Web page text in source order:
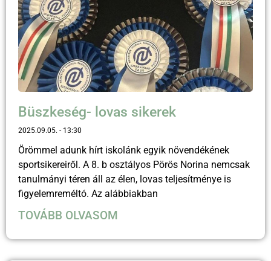
Büszkeség- lovas sikerek
2025.09.05. 13:30
Örömmel adunk hírt iskolánk egyik növendékének
sportsikereiről. A 8. b osztályos Pörös Norina nemcsak
tanulmányi téren áll az élen, lovas teljesítménye is
figyelemreméltó. Az alábbiakban
TOVÁBB OLVASOM